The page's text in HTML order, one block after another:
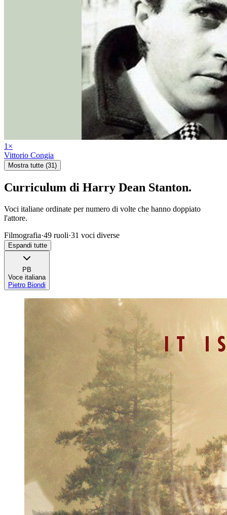
1 ×
Vittorio Congia
Mostra tutte (31)
Curriculum di Harry Dean Stanton.
Voci italiane ordinate per numero di volte che hanno doppiato
l'attore.
Filmografia·49 ruoli·31 voci diverse
Espandi tutte
PB
Voce italiana
Pietro Biondi